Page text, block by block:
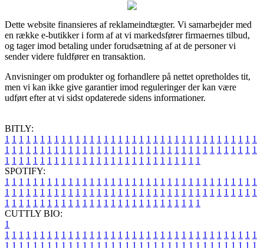
Dette website finansieres af reklameindtægter. Vi samarbejder med
en række e-butikker i form af at vi markedsfører firmaernes tilbud,
og tager imod betaling under forudsætning af at de personer vi
sender videre fuldfører en transaktion.
Anvisninger om produkter og forhandlere på nettet opretholdes tit,
men vi kan ikke give garantier imod reguleringer der kan være
udført efter at vi sidst opdaterede sidens informationer.
BITLY:
1 1 1 1 1 1 1 1 1 1 1 1 1 1 1 1 1 1 1 1 1 1 1 1 1 1 1 1 1 1 1 1 1 1 1 1
1 1 1 1 1 1 1 1 1 1 1 1 1 1 1 1 1 1 1 1 1 1 1 1 1 1 1 1 1 1 1 1 1 1 1 1
1 1 1 1 1 1 1 1 1 1 1 1 1 1 1 1 1 1 1 1 1 1 1 1 1 1 1 1
SPOTIFY:
1 1 1 1 1 1 1 1 1 1 1 1 1 1 1 1 1 1 1 1 1 1 1 1 1 1 1 1 1 1 1 1 1 1 1 1
1 1 1 1 1 1 1 1 1 1 1 1 1 1 1 1 1 1 1 1 1 1 1 1 1 1 1 1 1 1 1 1 1 1 1 1
1 1 1 1 1 1 1 1 1 1 1 1 1 1 1 1 1 1 1 1 1 1 1 1 1 1 1 1
CUTTLY BIO:
1
1 1 1 1 1 1 1 1 1 1 1 1 1 1 1 1 1 1 1 1 1 1 1 1 1 1 1 1 1 1 1 1 1 1 1 1
1 1 1 1 1 1 1 1 1 1 1 1 1 1 1 1 1 1 1 1 1 1 1 1 1 1 1 1 1 1 1 1 1 1 1 1